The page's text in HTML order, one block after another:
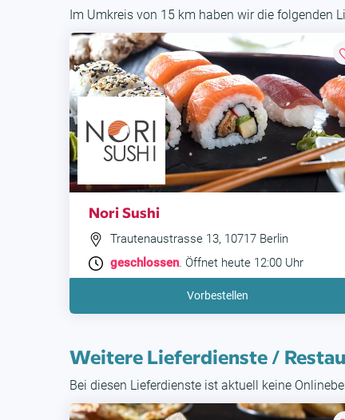
Im Umkreis von 15 km haben wir die folgenden
Nori Sushi
Trautenaustrasse 13, 10717 Berlin
geschlossen. Öffnet heute 12:00 Uhr
Vorbestellen
Weitere Lieferdienste /
Bei diesen Lieferdienste ist aktuell keine